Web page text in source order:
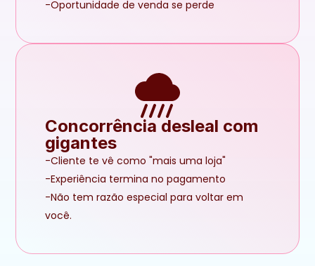
-Oportunidade de venda se perde
Concorrência desleal com
gigantes
-Cliente te vê como "mais uma loja"
-Experiência termina no pagamento
-Não tem razão especial para voltar em
você.